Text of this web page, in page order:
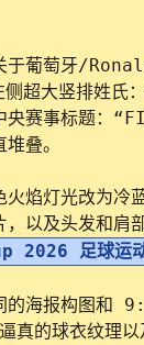
于葡萄牙/
超大竖排姓氏
赛事标题：
叠。
火焰灯光改为冷
，以及头发和肩
2026 足球运
的海报构图和
的球衣纹理以